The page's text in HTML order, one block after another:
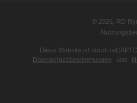
© 2026, RD
Diese Website ist durch
Datenschutzbestimmungen
und